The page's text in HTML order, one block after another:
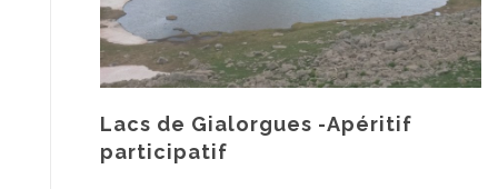
Lacs de Gialorgues -Apéritif
participatif